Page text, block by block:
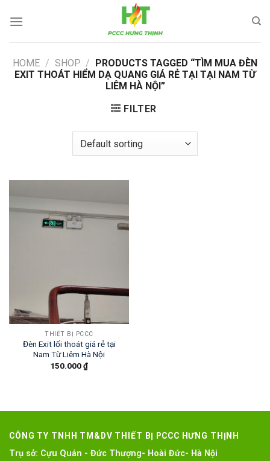
HOME / SHOP / PRODUCTS TAGGED “TÌM MUA ĐÈN
EXIT THOÁT HIỂM DẠ QUANG GIÁ RẺ TẠI TẠI NAM TỪ
LIÊM HÀ NỘI”
FILTER
THIẾT BỊ PCCC
Đèn Exit lối thoát giá rẻ tại
Nam Từ Liêm Hà Nội
150.000₫
CÔNG TY TNHH TM&DV THIẾT BỊ PCCC HƯNG THỊNH
Trụ sở: Cựu Quán - Đức Thượng- Hoài Đức- Hà Nội